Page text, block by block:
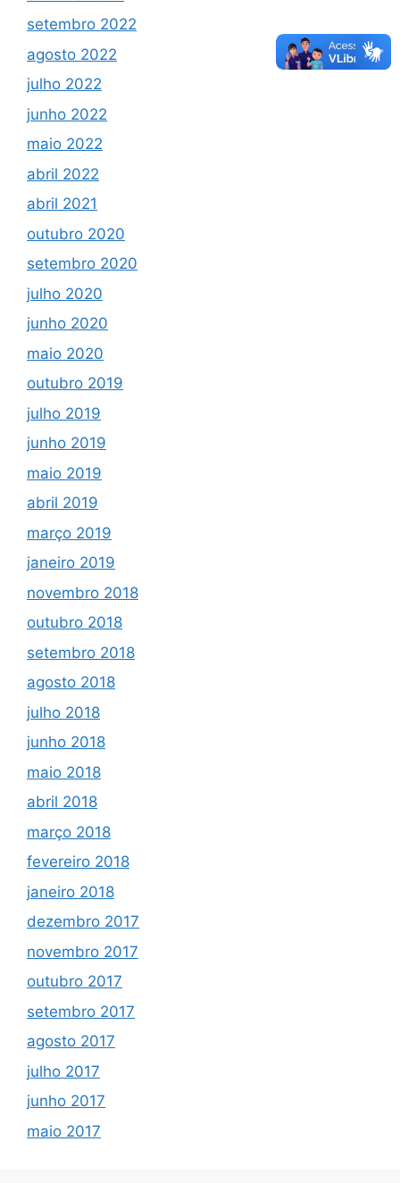
setembro 2022
agosto 2022
julho 2022
junho 2022
maio 2022
abril 2022
abril 2021
outubro 2020
setembro 2020
julho 2020
junho 2020
maio 2020
outubro 2019
julho 2019
junho 2019
maio 2019
abril 2019
março 2019
janeiro 2019
novembro 2018
outubro 2018
setembro 2018
agosto 2018
julho 2018
junho 2018
maio 2018
abril 2018
março 2018
fevereiro 2018
janeiro 2018
dezembro 2017
novembro 2017
outubro 2017
setembro 2017
agosto 2017
julho 2017
junho 2017
maio 2017